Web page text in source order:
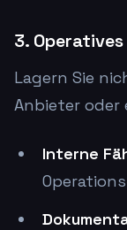
3. Operatives
Lagern Sie
Anbieter oder
Interne